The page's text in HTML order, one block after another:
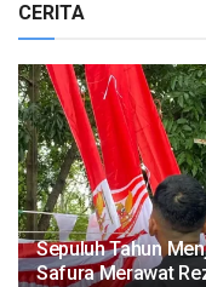
CERITA
Sepuluh Tahun
Safura Merawat